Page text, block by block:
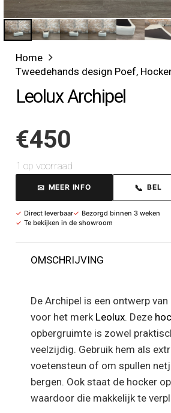
Home
Tweedehands design Poef,
Leolux Archipel
€450
1 op voorraad
✉ MEER INFO 📞 BEL
✓ Direct leverbaar✓ Bezorgd binnen 3 weken
✓ Te bekijken in de showroom
OMSCHRIJVING
De Archipel is een ontwerp
voor het merk Leolux. Deze
opbergruimte is zowel
veelzijdig. Gebruik hem als
voetensteun of om spullen
bergen. Ook staat de hocker
waardoor die makkelijk te